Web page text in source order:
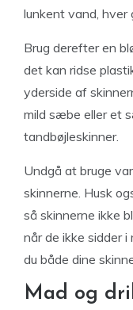
lunkent vand, hver
Brug derefter en
det kan ridse
yderside af
mild sæbe eller et
tandbøjleskinner.
Undgå at bruge
skinnerne. Husk
så skinnerne ikke
når de ikke sidder
du både dine
Mad og